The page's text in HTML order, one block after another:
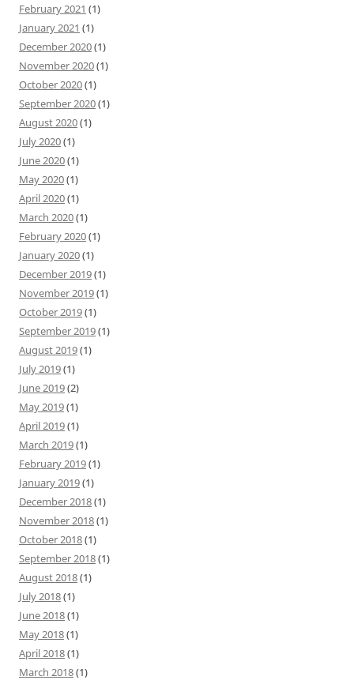
February 2021 (1)
January 2021 (1)
December 2020(1)
November 2020(1)
October 2020(1)
September 2020(1)
August 2020(1)
July 2020(1)
June 2020(1)
May 2020(1)
April 2020(1)
March 2020(1)
February 2020(1)
January 2020(1)
December 2019(1)
November 2019(1)
October 2019(1)
September 2019(1)
August 2019(1)
July 2019(1)
June 2019(2)
May 2019(1)
April 2019(1)
March 2019(1)
February 2019(1)
January 2019(1)
December 2018(1)
November 2018(1)
October 2018(1)
September 2018(1)
August 2018(1)
July 2018(1)
June 2018(1)
May 2018(1)
April 2018(1)
March 2018(1)